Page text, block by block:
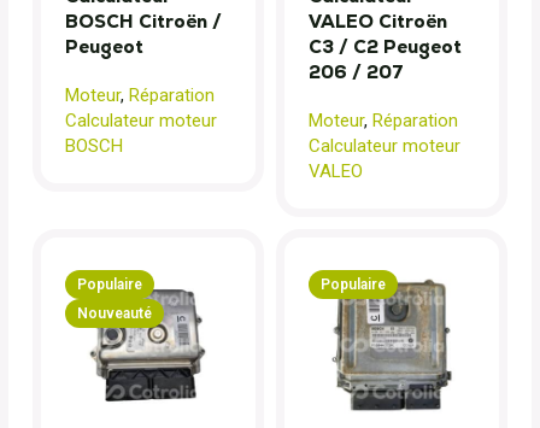
BOSCH Citroën /
Peugeot
Moteur, Réparation
Calculateur moteur
BOSCH
VALEO Citroën
C3 / C2 Peugeot
206 / 207
Moteur, Réparation
Calculateur moteur
VALEO
Populaire
Nouveauté
Populaire